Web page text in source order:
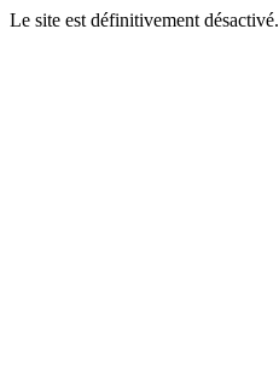
Le site est définitivement désactivé.